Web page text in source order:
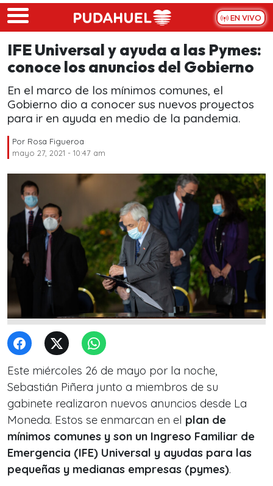
Skip to main content
EN VIVO
IFE Universal y ayuda a las Pymes:
conoce los anuncios del Gobierno
En el marco de los mínimos comunes, el
Gobierno dio a conocer sus nuevos proyectos
para ir en ayuda en medio de la pandemia.
Por Rosa Figueroa
mayo 27, 2021 - 10:47 am
Este miércoles 26 de mayo por la noche,
Sebastián Piñera junto a miembros de su
gabinete realizaron nuevos anuncios desde La
Moneda. Estos se enmarcan en el plan de
mínimos comunes y son un Ingreso Familiar de
Emergencia (IFE) Universal y ayudas para las
pequeñas y medianas empresas (pymes).